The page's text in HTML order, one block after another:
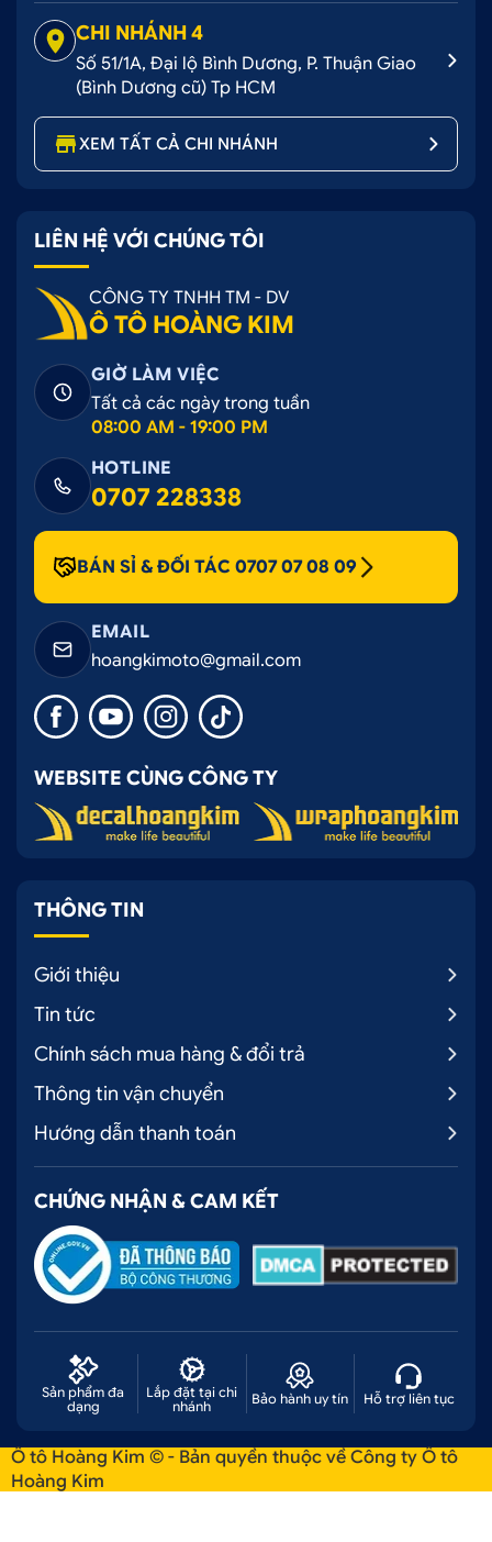
CHI NHÁNH 4
Số 51/1A, Đại lộ Bình Dương, P. Thuận Giao
(Bình Dương cũ) Tp HCM
XEM TẤT CẢ CHI NHÁNH
LIÊN HỆ VỚI CHÚNG TÔI
CÔNG TY TNHH TM - DV
Ô TÔ HOÀNG KIM
GIỜ LÀM VIỆC
Tất cả các ngày trong tuần
08:00 AM - 19:00 PM
HOTLINE
0707 228338
BÁN SỈ & ĐỐI TÁC 0707 07 08 09
EMAIL
hoangkimoto@gmail.com
WEBSITE CÙNG CÔNG TY
THÔNG TIN
Giới thiệu
Tin tức
Chính sách mua hàng & đổi trả
Thông tin vận chuyển
Hướng dẫn thanh toán
CHỨNG NHẬN & CAM KẾT
Sản phẩm đa
dạng
Lắp đặt tại chi
nhánh
Bảo hành uy tín Hỗ trợ liên tục
Ô tô Hoàng Kim © - Bản quyền thuộc về Công ty Ô tô
Hoàng Kim